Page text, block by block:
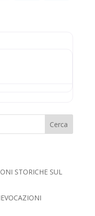
Cerca
STORICHE SUL